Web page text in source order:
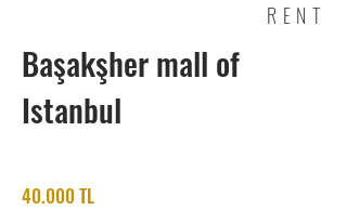
RENT
Başakşher mall of
Istanbul
40.000 TL